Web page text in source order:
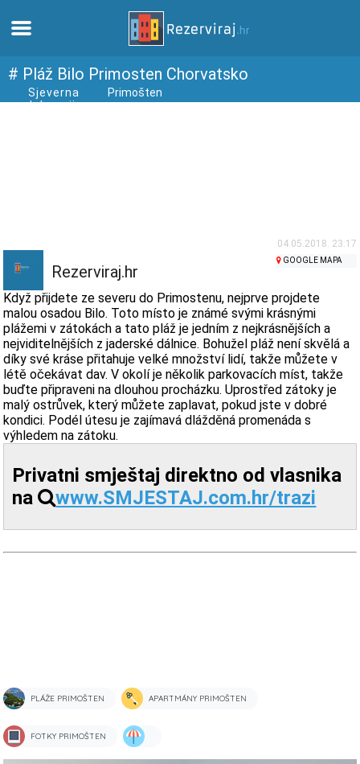
Domů
Webkamery
Seznamte se s Chorvatskem
Muzea
# Pláž Bilo Primosten Chorvatsko
Sjeverna
dalmacija
Primošten
04.05.2018. 23:17
Rezerviraj.hr
GOOGLE MAPA
Když přijdete ze severu do Primostenu, nejprve projdete
malou osadou Bilo. Toto místo je známé svými krásnými
plážemi v zátokách a tato pláž je jedním z nejkrásnějších a
nejviditelnějších z jaderské dálnice. Bohužel pláž není skvělá a
díky své kráse přitahuje velké množství lidí, takže můžete v
létě očekávat dav. V okolí je několik parkovacích míst, takže
buďte připraveni na dlouhou procházku. Uprostřed zátoky je
malý ostrůvek, který můžete zaplavat, pokud jste v dobré
kondici. Podél útesu je zajímavá dlážděná promenáda s
výhledem na zátoku.
Privatni smještaj direktno od vlasnika
na
www.SMJESTAJ.com.hr/trazi
PLÁŽE PRIMOŠTEN APARTMÁNY PRIMOŠTEN
FOTKY PRIMOŠTEN